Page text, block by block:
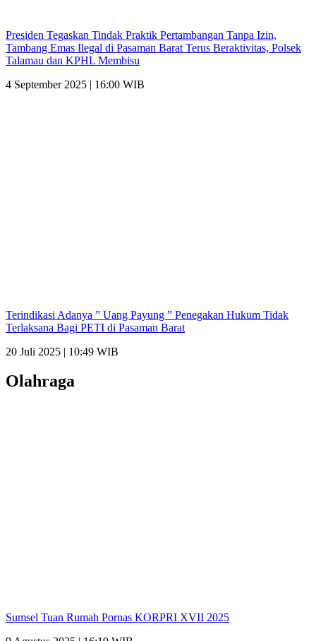
Presiden Tegaskan Tindak Praktik Pertambangan Tanpa Izin,
Tambang Emas Ilegal di Pasaman Barat Terus Beraktivitas, Polsek
Talamau dan KPHL Membisu
4 September 2025 | 16:00 WIB
Terindikasi Adanya ” Uang Payung ” Penegakan Hukum Tidak
Terlaksana Bagi PETI di Pasaman Barat
20 Juli 2025 | 10:49 WIB
Olahraga
Sumsel Tuan Rumah Pornas KORPRI XVII 2025